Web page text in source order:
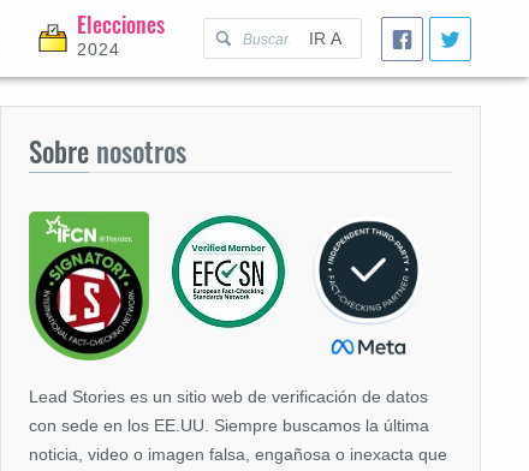
IR A
Elecciones
2024
Sobre nosotros
Lead Stories es un sitio web de verificación de datos
con sede en los EE.UU. Siempre buscamos la última
noticia, video o imagen falsa, engañosa o inexacta que